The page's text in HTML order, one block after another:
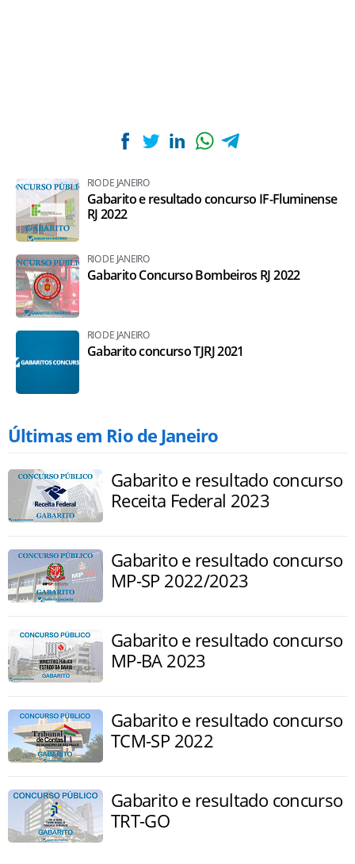
RIO DE JANEIRO
Gabarito e resultado concurso IF-Fluminense
RJ 2022
RIO DE JANEIRO
Gabarito Concurso Bombeiros RJ 2022
RIO DE JANEIRO
Gabarito concurso TJRJ 2021
Últimas em Rio de Janeiro
Gabarito e resultado concurso
Receita Federal 2023
Gabarito e resultado concurso
MP-SP 2022/2023
Gabarito e resultado concurso
MP-BA 2023
Gabarito e resultado concurso
TCM-SP 2022
Gabarito e resultado concurso
TRT-GO